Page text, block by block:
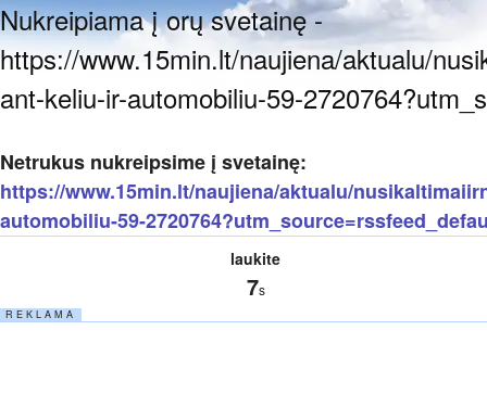
Nukreipiama į orų svetainę -
https://www.15min.lt/naujiena/aktualu/
ant-keliu-ir-automobiliu-59-
Netrukus nukreipsime į svetainę:
https://www.15min.lt/naujiena/aktualu/
automobiliu-59-
laukite
7s
R E K L A M A